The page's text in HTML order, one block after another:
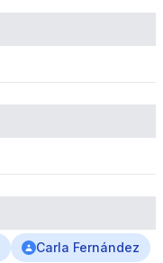
Carla Fernández